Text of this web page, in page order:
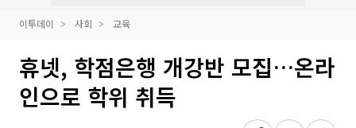
이투데이 사회 교육
휴넷, 학점은행 개강반 모집…온라
인으로 학위 취득